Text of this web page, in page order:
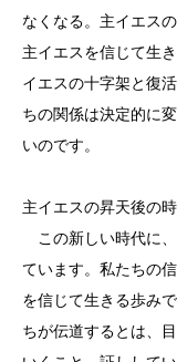
なくなる。主イエス
主イエスを信じて生
イエスの十字架と復
ちの関係は決定的に
いのです。
主イエスの昇天後の
この新しい時代に
ています。私たちの
を信じて生きる歩み
ちが伝道するとは、